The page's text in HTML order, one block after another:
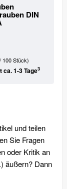
DIN
100 Stück)
ca. 1-3 Tage3
und teilen
Sie Fragen
oder Kritik an
äußern? Dann